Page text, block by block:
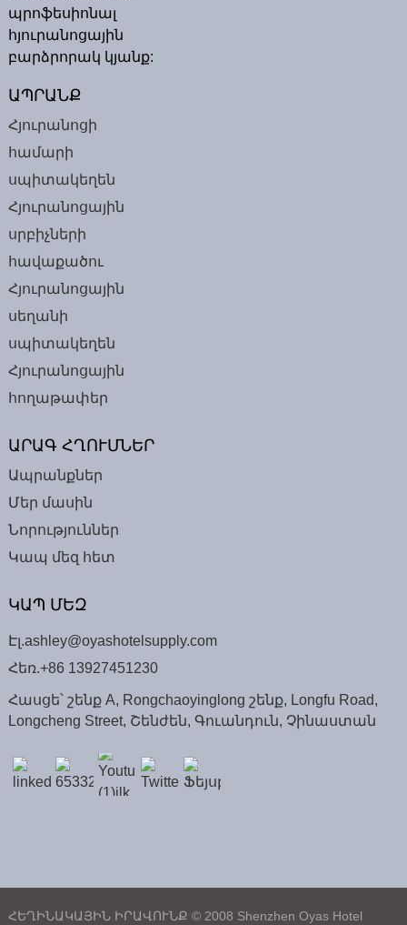
պրոֆեսիոնալ
հյուրանոցային
բարձրորակ կյանք:
ԱՊՐԱՆՔ
Հյուրանոցի
համարի
սպիտակեղեն
Հյուրանոցային
սրբիչների
հավաքածու
Հյուրանոցային
սեղանի
սպիտակեղեն
Հյուրանոցային
հողաթափեր
ԱՐԱԳ ՀՂՈՒՄՆԵՐ
Ապրանքներ
Մեր մասին
Նորություններ
Կապ մեզ հետ
ԿԱՊ ՄԵԶ
Էլ.ashley@oyashotelsupply.com
Հեռ.+86 13927451230
Հասցե՝ շենք A, Rongchaoyinglong շենք, Longfu Road,
Longcheng Street, Շենժեն, Գուանդուն, Չինաստան
ՀԵՂԻՆԱԿԱՅԻՆ ԻՐԱՎՈՒՆՔ © 2008 Shenzhen Oyas Hotel